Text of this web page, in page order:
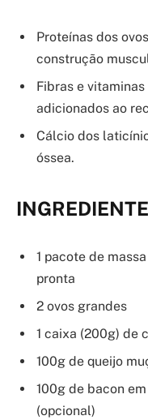
Proteínas dos
construção
Fibras e
adicionados ao
Cálcio dos
óssea.
1 pacote de
pronta
2 ovos grandes
1 caixa (200g) de
100g de queijo
100g de bacon
(opcional)